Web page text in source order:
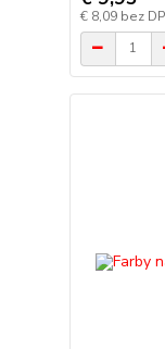
€ 8,09 bez